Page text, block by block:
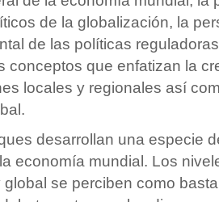
de la globalización, la
de las políticas
conceptos que enfatizan la
locales y regionales así
desarrollan una especie
economía mundial. Los
global se perciben como